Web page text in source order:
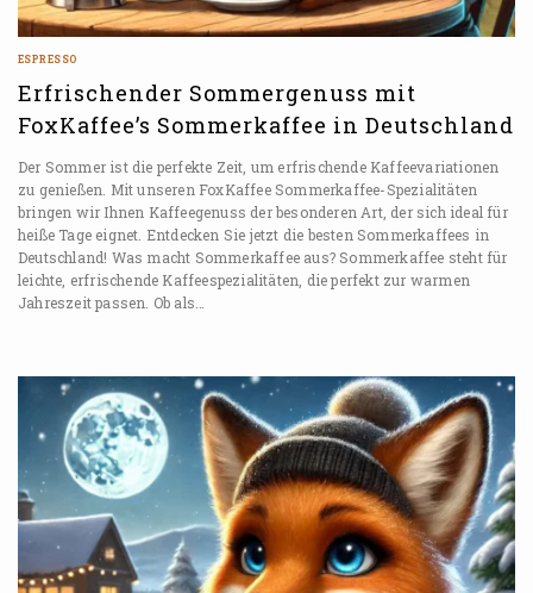
ESPRESSO
Erfrischender Sommergenuss mit
FoxKaffee’s Sommerkaffee in Deutschland
Der Sommer ist die perfekte Zeit, um erfrischende Kaffeevariationen
zu genießen. Mit unseren FoxKaffee Sommerkaffee-Spezialitäten
bringen wir Ihnen Kaffeegenuss der besonderen Art, der sich ideal für
heiße Tage eignet. Entdecken Sie jetzt die besten Sommerkaffees in
Deutschland! Was macht Sommerkaffee aus? Sommerkaffee steht für
leichte, erfrischende Kaffeespezialitäten, die perfekt zur warmen
Jahreszeit passen. Ob als…